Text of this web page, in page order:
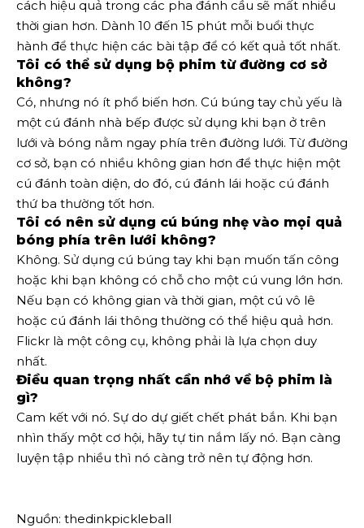
cách hiệu quả trong các pha đánh cầu sẽ mất nhiều
thời gian hơn. Dành 10 đến 15 phút mỗi buổi thực
hành để thực hiện các bài tập để có kết quả tốt nhất.
Tôi có thể sử dụng bộ phim từ đường cơ sở
không?
Có, nhưng nó ít phổ biến hơn. Cú búng tay chủ yếu là
một cú đánh nhà bếp được sử dụng khi bạn ở trên
lưới và bóng nằm ngay phía trên đường lưới. Từ đường
cơ sở, bạn có nhiều không gian hơn để thực hiện một
cú đánh toàn diện, do đó, cú đánh lái hoặc cú đánh
thứ ba thường tốt hơn.
Tôi có nên sử dụng cú búng nhẹ vào mọi quả
bóng phía trên lưới không?
Không. Sử dụng cú búng tay khi bạn muốn tấn công
hoặc khi bạn không có chỗ cho một cú vung lớn hơn.
Nếu bạn có không gian và thời gian, một cú vô lê
hoặc cú đánh lái thông thường có thể hiệu quả hơn.
Flickr là một công cụ, không phải là lựa chọn duy
nhất.
Điều quan trọng nhất cần nhớ về bộ phim là
gì?
Cam kết với nó. Sự do dự giết chết phát bắn. Khi bạn
nhìn thấy một cơ hội, hãy tự tin nắm lấy nó. Bạn càng
luyện tập nhiều thì nó càng trở nên tự động hơn.
Nguồn: thedinkpickleball